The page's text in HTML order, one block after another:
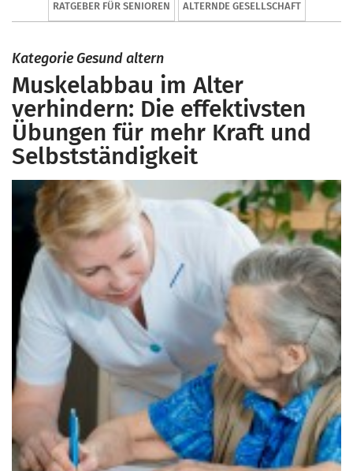
RATGEBER FÜR SENIOREN ALTERNDE GESELLSCHAFT
Kategorie Gesund altern
Muskelabbau im Alter
verhindern: Die effektivsten
Übungen für mehr Kraft und
Selbstständigkeit